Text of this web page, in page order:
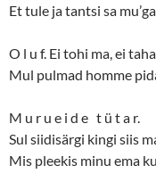
Et tule ja tantsi sa
O l u f. Ei tohi ma, ei
Mul pulmad homme
M u r u e i d e t ü t a r.
Sul siidisärgi kingi siis
Mis pleekis minu ema